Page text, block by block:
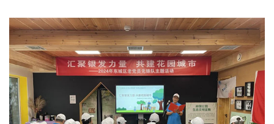
文明培育
+
未成年人思想道德建设
榜样人物
+
身边好人